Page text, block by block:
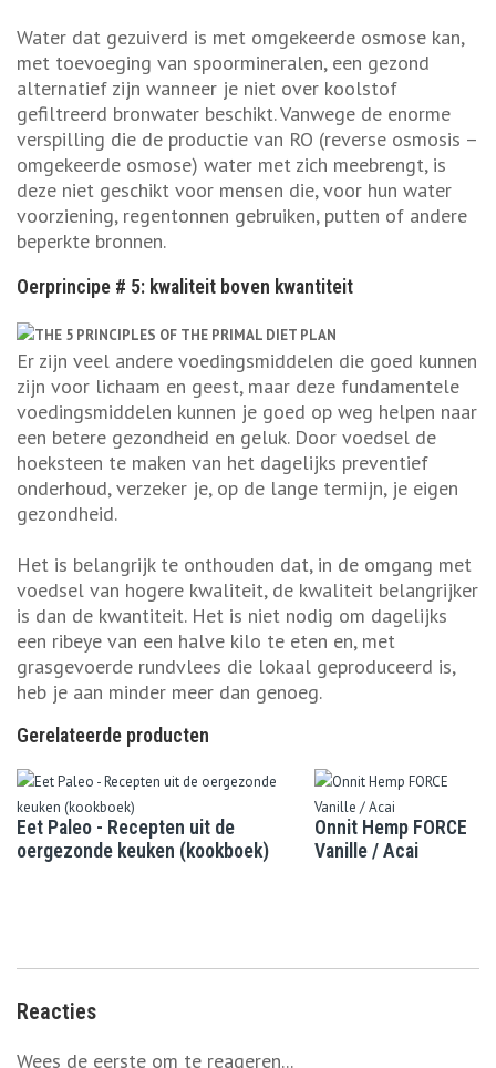
Water dat gezuiverd is met omgekeerde osmose kan,
met toevoeging van spoormineralen, een gezond
alternatief zijn wanneer je niet over koolstof
gefiltreerd bronwater beschikt. Vanwege de enorme
verspilling die de productie van RO (reverse osmosis –
omgekeerde osmose) water met zich meebrengt, is
deze niet geschikt voor mensen die, voor hun water
voorziening, regentonnen gebruiken, putten of andere
beperkte bronnen.
Oerprincipe # 5: kwaliteit boven kwantiteit
Er zijn veel andere voedingsmiddelen die goed kunnen
zijn voor lichaam en geest, maar deze fundamentele
voedingsmiddelen kunnen je goed op weg helpen naar
een betere gezondheid en geluk. Door voedsel de
hoeksteen te maken van het dagelijks preventief
onderhoud, verzeker je, op de lange termijn, je eigen
gezondheid.
Het is belangrijk te onthouden dat, in de omgang met
voedsel van hogere kwaliteit, de kwaliteit belangrijker
is dan de kwantiteit. Het is niet nodig om dagelijks
een ribeye van een halve kilo te eten en, met
grasgevoerde rundvlees die lokaal geproduceerd is,
heb je aan minder meer dan genoeg.
Gerelateerde producten
Eet Paleo - Recepten uit de
oergezonde keuken (kookboek)
Onnit Hemp FORCE
Vanille / Acai
Reacties
Wees de eerste om te reageren...